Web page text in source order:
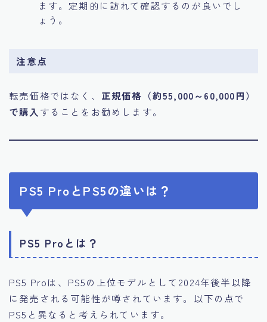
ます。定期的に訪れて確認するのが良いでし
ょう。
注意点
転売価格ではなく、 正規価格（約55,000～60,000円）
で購入 することをお勧めします。
PS5 ProとPS5の違いは？
PS5 Proとは？
PS5 Proは、PS5の上位モデルとして2024年後半以降
に発売される可能性が噂されています。以下の点で
PS5と異なると考えられています。